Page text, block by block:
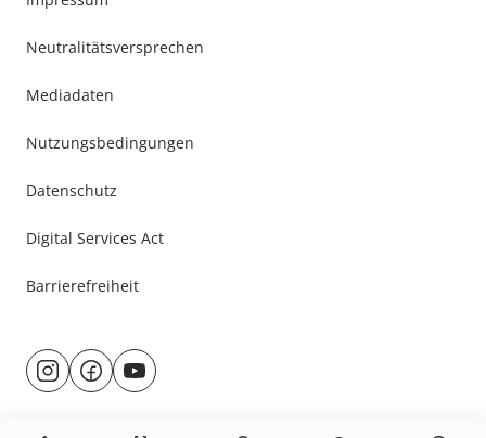
Neutralitätsversprechen
Mediadaten
Nutzungsbedingungen
Datenschutz
Digital Services Act
Barrierefreiheit
Besuche
uns@rund.ums.baby
facebook.com/rundumsbaby.de
youtube.com/@rundumsbaby_